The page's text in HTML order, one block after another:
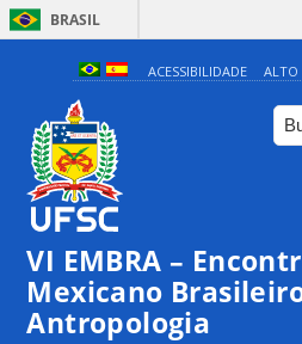
BRASIL
ACESSIBILIDADE ALTO
VI EMBRA –
Mexicano
Antropologia